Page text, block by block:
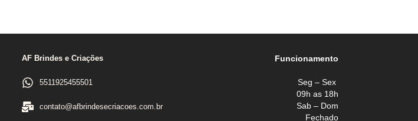
AF Brindes e Criações
5511925455501
contato@afbrindesecriacoes.com.br
Funcionamento
Seg – Sex
09h as 18h
Sab – Dom
Fechado